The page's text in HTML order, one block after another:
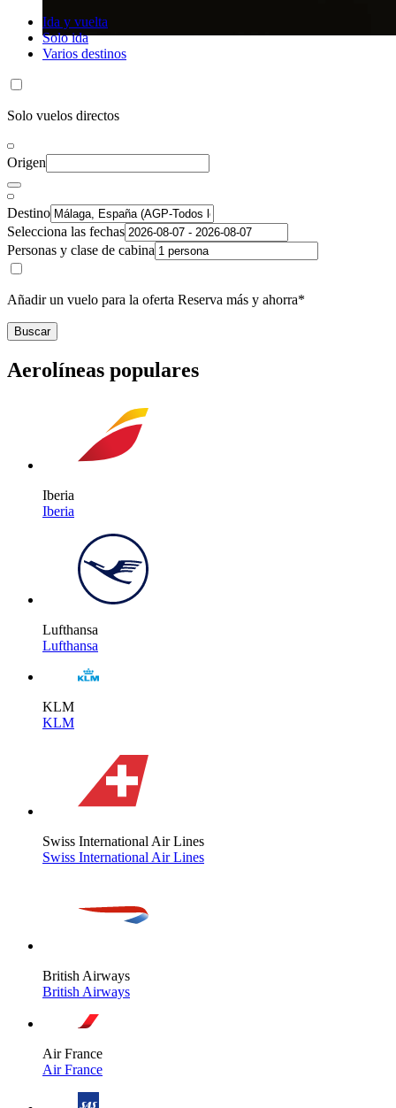
Ida y vuelta
Solo ida
Varios destinos
Solo vuelos directos
Origen
Destino
Selecciona las fechas
Personas y clase de cabina
Añadir un vuelo para la oferta Reserva más y ahorra*
Buscar
Aerolíneas populares
Iberia
Iberia
Lufthansa
Lufthansa
KLM
KLM
Swiss International Air Lines
Swiss International Air Lines
British Airways
British Airways
Air France
Air France